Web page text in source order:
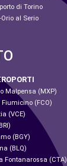
di Torino
al Serio
Malpensa (MXP)
(FCO)
(VCE)
(BGY)
(BLQ)
Fontanarossa (CTA)